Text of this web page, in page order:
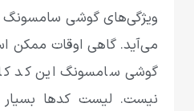
ویژگی‌‌های گوشی سامسونگ
می‌آید. گاهی اوقات
گوشی سامسونگ این کد
نیست. لیست کدها بسیار